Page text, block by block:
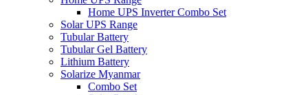
Home UPS Inverter Combo Set
Solar UPS Range
Tubular Battery
Tubular Gel Battery
Lithium Battery
Solarize Myanmar
Combo Set